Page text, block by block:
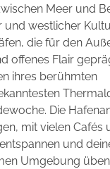
Meer und
westlicher
die für den
offenes Flair
ihres berühmten
Die
mit vielen Cafés
und
Umgebung